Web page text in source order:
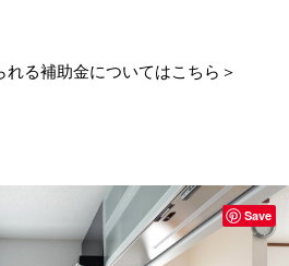
れる補助金についてはこちら＞
Save